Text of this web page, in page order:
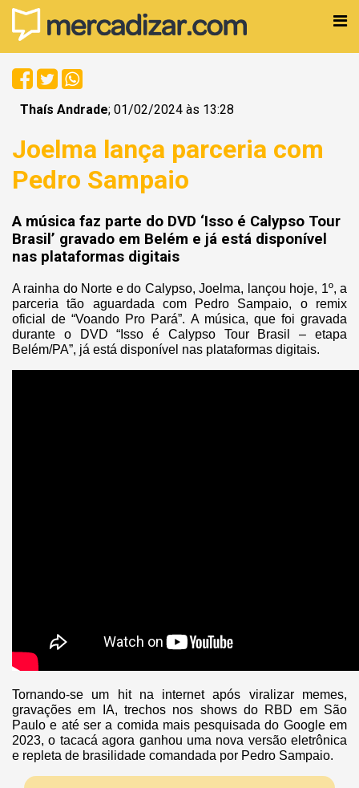
Thaís Andrade; 01/02/2024 às 13:28
Joelma lança parceria com
Pedro Sampaio
A música faz parte do DVD ‘Isso é Calypso Tour
Brasil’ gravado em Belém e já está disponível
nas plataformas digitais
A rainha do Norte e do Calypso, Joelma, lançou hoje, 1º, a
parceria tão aguardada com Pedro Sampaio, o remix
oficial de “Voando Pro Pará”. A música, que foi gravada
durante o DVD “Isso é Calypso Tour Brasil – etapa
Belém/PA”, já está disponível nas plataformas digitais.
Tornando-se um hit na internet após viralizar memes,
gravações em IA, trechos nos shows do RBD em São
Paulo e até ser a comida mais pesquisada do Google em
2023, o tacacá agora ganhou uma nova versão eletrônica
e repleta de brasilidade comandada por Pedro Sampaio.